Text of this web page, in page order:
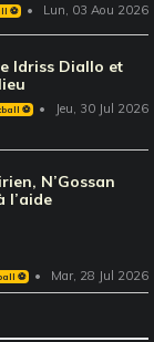
⚽️ Lun, 03 Aou 2026
Idriss Diallo et
⚽️ Jeu, 30 Jul 2026
N’Gossan
l’aide
⚽️ Mar, 28 Jul 2026